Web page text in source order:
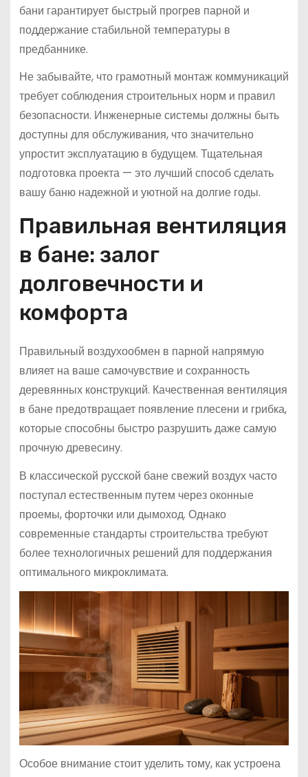
бани гарантирует быстрый прогрев парной и
поддержание стабильной температуры в
предбаннике.
Не забывайте, что грамотный монтаж коммуникаций
требует соблюдения строительных норм и правил
безопасности. Инженерные системы должны быть
доступны для обслуживания, что значительно
упростит эксплуатацию в будущем. Тщательная
подготовка проекта — это лучший способ сделать
вашу баню надежной и уютной на долгие годы.
Правильная вентиляция
в бане: залог
долговечности и
комфорта
Правильный воздухообмен в парной напрямую
влияет на ваше самочувствие и сохранность
деревянных конструкций. Качественная вентиляция
в бане предотвращает появление плесени и грибка,
которые способны быстро разрушить даже самую
прочную древесину.
В классической русской бане свежий воздух часто
поступал естественным путем через оконные
проемы, форточки или дымоход. Однако
современные стандарты строительства требуют
более технологичных решений для поддержания
оптимального микроклимата.
Особое внимание стоит уделить тому, как устроена